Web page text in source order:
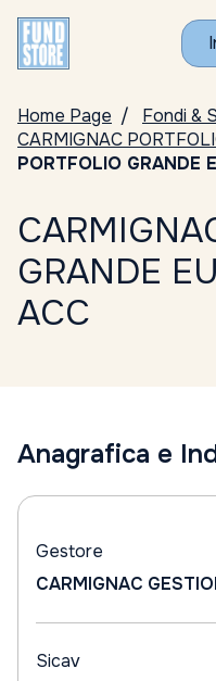
Home Page Fondi &
CARMIGNAC
PORTFOLIO GRANDE
GRANDE
ACC
Anagrafica e
Gestore
CARMIGNAC
Sicav